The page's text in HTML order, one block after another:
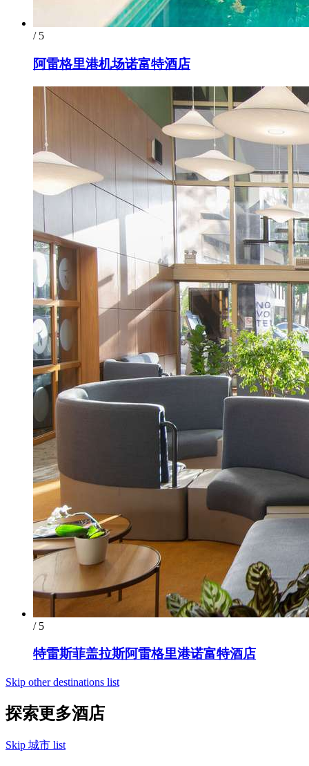
/ 5
阿雷格里港机场诺富特酒店
/ 5
特雷斯菲盖拉斯阿雷格里港诺富特酒店
Skip other destinations list
探索更多酒店
Skip 城市 list